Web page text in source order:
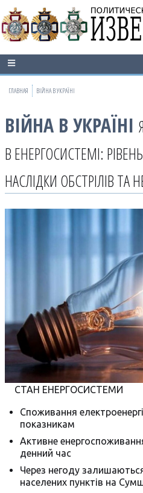
ГЛАВНАЯ ВІЙНА В УКРАЇНІ
ВІЙНА В УКРАЇНІ
В ЕНЕРГОСИСТЕМІ:
НАСЛІДКИ ОБСТРІЛІВ ТА
СТАН ЕНЕРГОСИСТЕМИ
Споживання
показникам
Активне
денний час
Через негоду
населених пунктів на